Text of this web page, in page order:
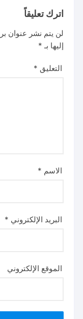
اترك تعليقاً
لن يتم نشر عنوان
إليها بـ *
التعليق *
الاسم *
البريد الإلكتروني *
الموقع الإلكتروني